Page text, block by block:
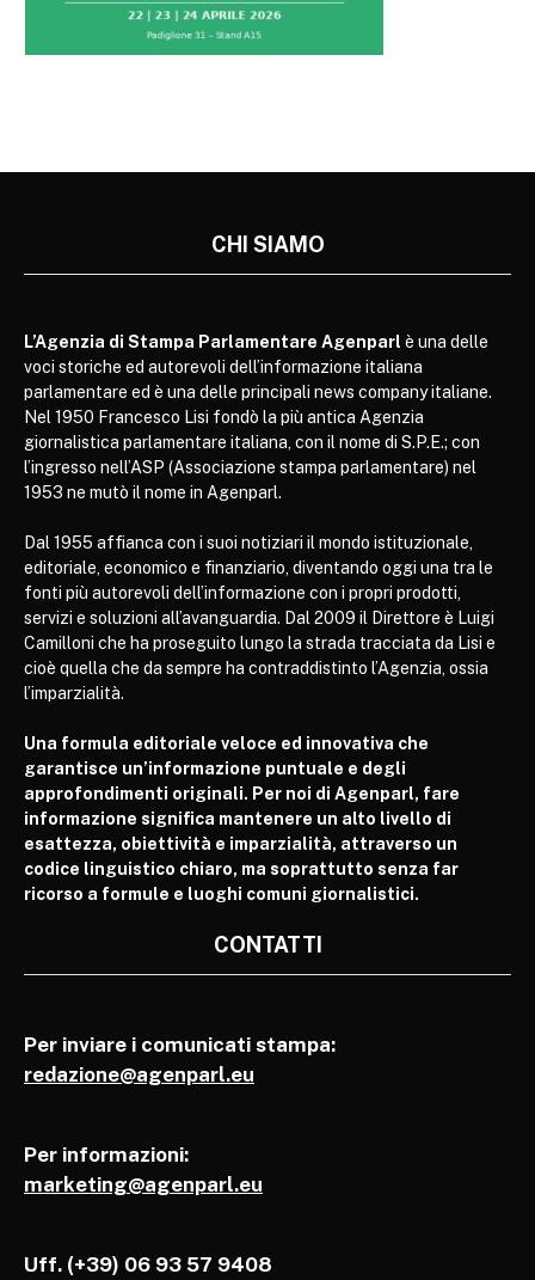
CHI SIAMO
L’Agenzia di Stampa Parlamentare Agenparl è una delle
voci storiche ed autorevoli dell’informazione italiana
parlamentare ed è una delle principali news company italiane.
Nel 1950 Francesco Lisi fondò la più antica Agenzia
giornalistica parlamentare italiana, con il nome di S.P.E.; con
l’ingresso nell’ASP (Associazione stampa parlamentare) nel
1953 ne mutò il nome in Agenparl.
Dal 1955 affianca con i suoi notiziari il mondo istituzionale,
editoriale, economico e finanziario, diventando oggi una tra le
fonti più autorevoli dell’informazione con i propri prodotti,
servizi e soluzioni all’avanguardia. Dal 2009 il Direttore è Luigi
Camilloni che ha proseguito lungo la strada tracciata da Lisi e
cioè quella che da sempre ha contraddistinto l’Agenzia, ossia
l’imparzialità.
Una formula editoriale veloce ed innovativa che
garantisce un’informazione puntuale e degli
approfondimenti originali. Per noi di Agenparl, fare
informazione significa mantenere un alto livello di
esattezza, obiettività e imparzialità, attraverso un
codice linguistico chiaro, ma soprattutto senza far
ricorso a formule e luoghi comuni giornalistici.
CONTATTI
Per inviare i comunicati stampa:
redazione@agenparl.eu
Per informazioni:
marketing@agenparl.eu
Uff. (+39) 06 93 57 9408